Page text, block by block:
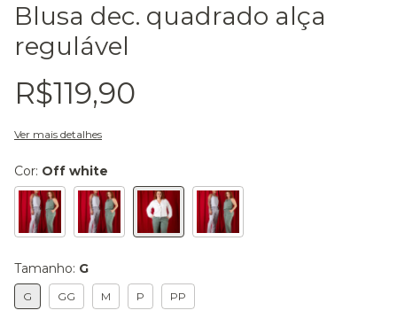
Blusa dec. quadrado alça
regulável
R$119,90
Ver mais detalhes
Cor: Off white
Tamanho: G
G GG M P PP